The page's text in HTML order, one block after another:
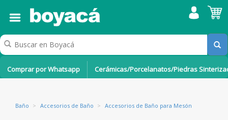
Comprar por Whatsapp Cerámicas/Porcelanatos/Piedras
Baño > Accesorios de Baño > Accesorios de Baño para Mesón